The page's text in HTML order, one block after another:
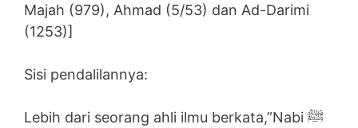
Majah (979), Ahmad (5/53) dan Ad-Darimi
(1253)]
Sisi pendalilannya:
Lebih dari seorang ahli ilmu berkata,”Nabi ﷺ